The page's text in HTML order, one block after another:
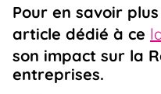
Pour en savoir
article dédié à ce
son impact sur la
entreprises.